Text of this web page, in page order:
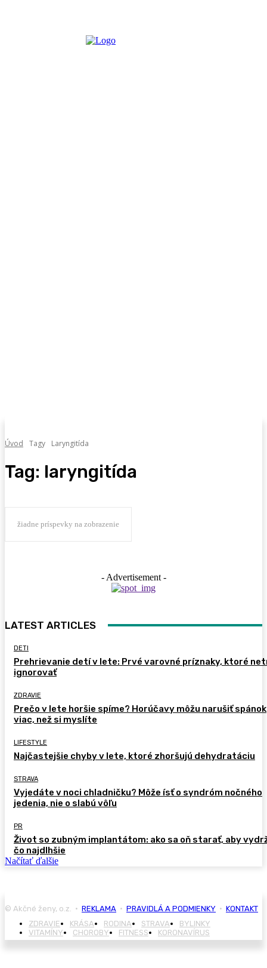
Úvod Tagy Laryngitída
Tag: laryngitída
žiadne príspevky na zobrazenie
- Advertisement -
LATEST ARTICLES
DETI
Prehrievanie detí v lete: Prvé varovné príznaky, ktoré
ignorovať
ZDRAVIE
Prečo v lete horšie spíme? Horúčavy môžu narušiť spánok
viac, než si myslíte
LIFESTYLE
Najčastejšie chyby v lete, ktoré zhoršujú dehydratáciu
STRAVA
Vyjedáte v noci chladničku? Môže ísť o syndróm nočného
jedenia, nie o slabú vôľu
PR
Život so zubným implantátom: ako sa oň starať, aby
čo najdlhšie
Načítať ďalšie
© Akčné ženy, o.z. • REKLAMA • PRAVIDLÁ A PODMIENKY • KONTAKT
ZDRAVIE
KRÁSA RODINA STRAVA
BYLINKY
VITAMÍNY
CHOROBY FITNESS KORONAVÍRUS